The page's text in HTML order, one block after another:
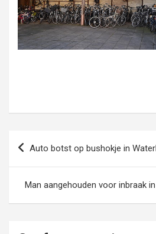
Bericht
navigatie
Auto botst op bushokje in
Man aangehouden voor inbraak